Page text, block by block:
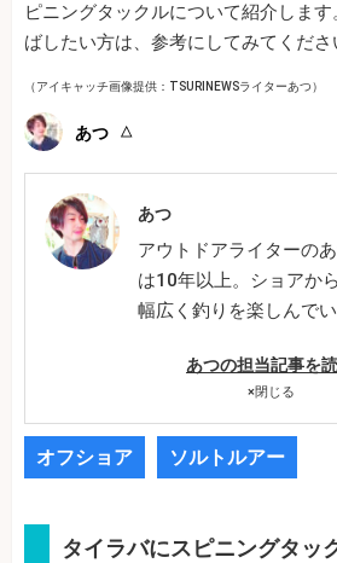
ピニングタックルについて紹介しま
ばしたい方は、参考にしてみてくださ
（アイキャッチ画像提供：TSURINEWSライターあつ）
あつ
あつ
アウトドアライターの
は10年以上。ショアか
幅広く釣りを楽しんでい
あつの担当記事を
×閉じる
オフショア ソルトルアー
タイラバにスピニングタッ